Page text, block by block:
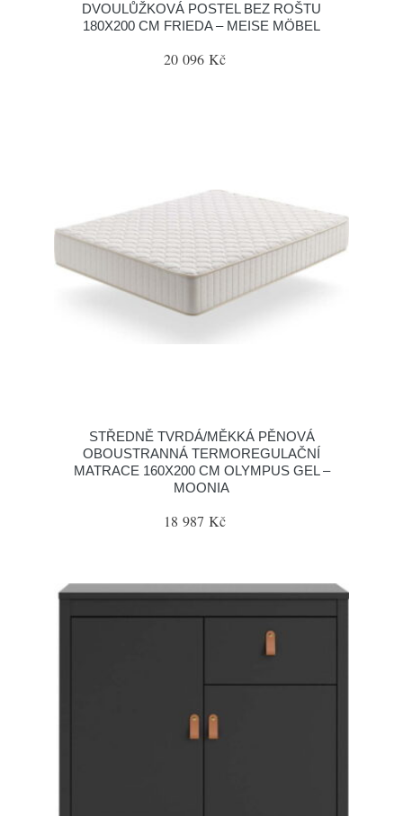
DVOULŮŽKOVÁ POSTEL BEZ ROŠTU
180X200 CM FRIEDA – MEISE MÖBEL
20 096 Kč
STŘEDNĚ TVRDÁ/MĚKKÁ PĚNOVÁ
OBOUSTRANNÁ TERMOREGULAČNÍ
MATRACE 160X200 CM OLYMPUS GEL –
MOONIA
18 987 Kč